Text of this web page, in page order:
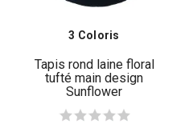
3 Coloris
Tapis rond laine floral
tufté main design
Sunflower